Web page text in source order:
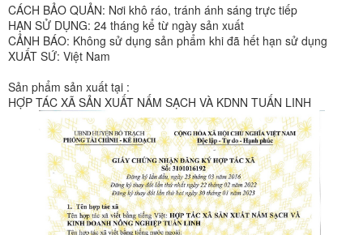
CÁCH BẢO QUẢN: Nơi khô ráo, tránh ánh sáng trực tiếp
HẠN SỬ DỤNG: 24 tháng kể từ ngày sản xuất
CẢNH BÁO: Không sử dụng sản phẩm khi đã hết hạn sử dụng
XUẤT SỨ: Việt Nam
Sản phẩm sản xuất tại :
HỢP TÁC XÃ SẢN XUẤT NẤM SẠCH VÀ KDNN TUẤN LINH